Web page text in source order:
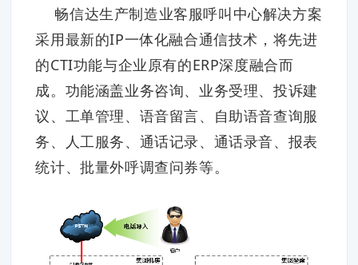
畅信达生产制造业客服呼叫中心解决方案
采用最新的IP一体化融合通信技术，将先进
的CTI功能与企业原有的ERP深度融合而
成。功能涵盖业务咨询、业务受理、投诉建
议、工单管理、语音留言、自助语音查询服
务、人工服务、通话记录、通话录音、报表
统计、批量外呼调查问券等。